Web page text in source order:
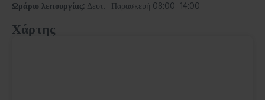
Ωράριο λειτουργίας: Δευτ.–Παρασκευή 08:00–14:00
Χάρτης